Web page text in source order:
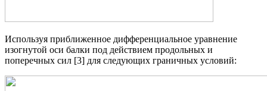
Используя приближенное дифференциальное уравнение
изогнутой оси балки под действием продольных и
поперечных сил [3] для следующих граничных условий: